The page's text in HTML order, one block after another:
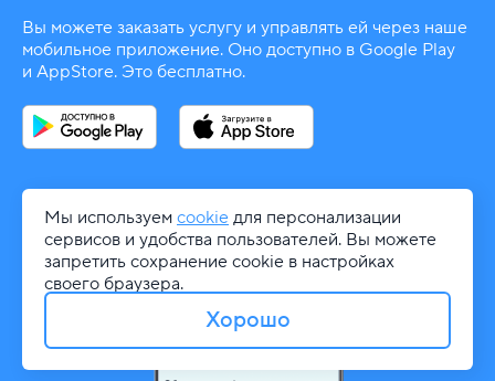
Вы можете заказать услугу и управлять ей через наше
мобильное приложение. Оно доступно в Google Play
и AppStore. Это бесплатно.
Мы используем cookie для персонализации
сервисов и удобства пользователей. Вы можете
запретить сохранение cookie в настройках
своего браузера.
Хорошо